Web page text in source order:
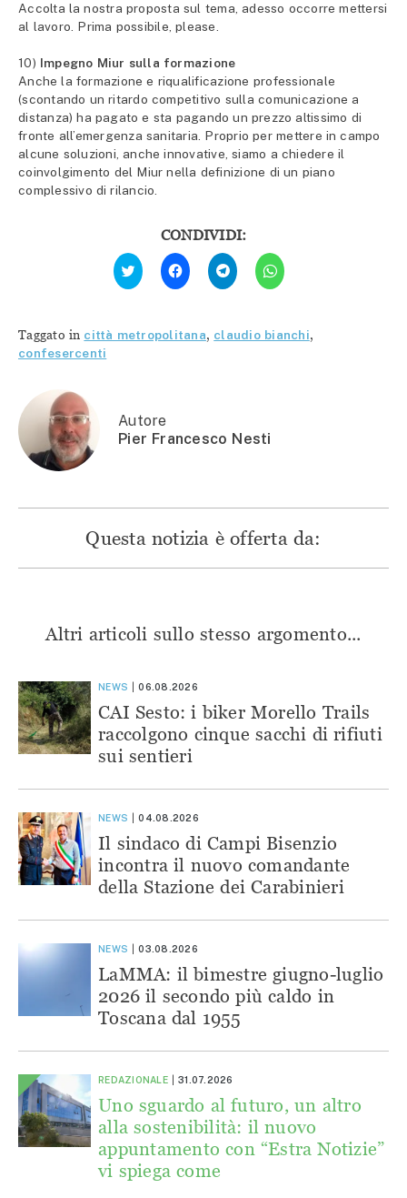
Accolta la nostra proposta sul tema, adesso occorre mettersi
al lavoro. Prima possibile, please.
10) Impegno Miur sulla formazione
Anche la formazione e riqualificazione professionale
(scontando un ritardo competitivo sulla comunicazione a
distanza) ha pagato e sta pagando un prezzo altissimo di
fronte all’emergenza sanitaria. Proprio per mettere in campo
alcune soluzioni, anche innovative, siamo a chiedere il
coinvolgimento del Miur nella definizione di un piano
complessivo di rilancio.
CONDIVIDI:
Fai
clic
qui
Twitter
(Si
Fai
clic
per
condividere
(Si
apre
Fai
clic
per
condividere
(Si
apre
Fai
clic
per
(Si
apre
Taggato in città metropolitana, claudio bianchi,
confesercenti
Autore
Pier Francesco Nesti
Questa notizia è offerta da:
Altri articoli sullo stesso argomento...
NEWS 06.08.2026
CAI Sesto: i biker Morello Trails
raccolgono cinque sacchi di rifiuti
sui sentieri
NEWS 04.08.2026
Il sindaco di Campi Bisenzio
incontra il nuovo comandante
della Stazione dei Carabinieri
NEWS 03.08.2026
LaMMA: il bimestre giugno-luglio
2026 il secondo più caldo in
Toscana dal 1955
REDAZIONALE 31.07.2026
Uno sguardo al futuro, un altro
alla sostenibilità: il nuovo
appuntamento con “Estra Notizie”
vi spiega come